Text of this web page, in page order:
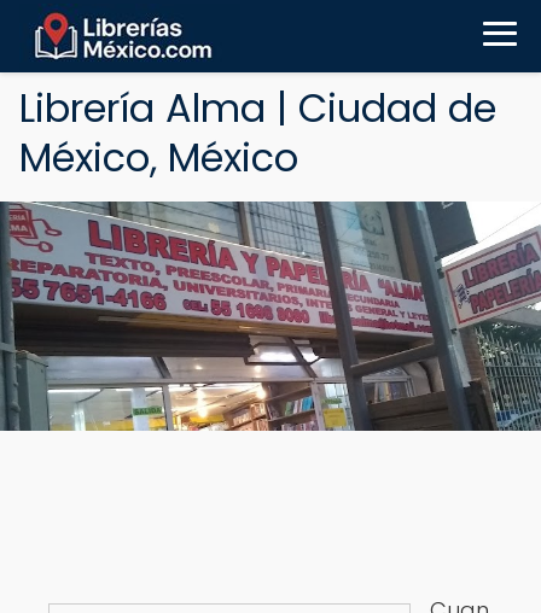
Librería Alma | Ciudad de
México, México